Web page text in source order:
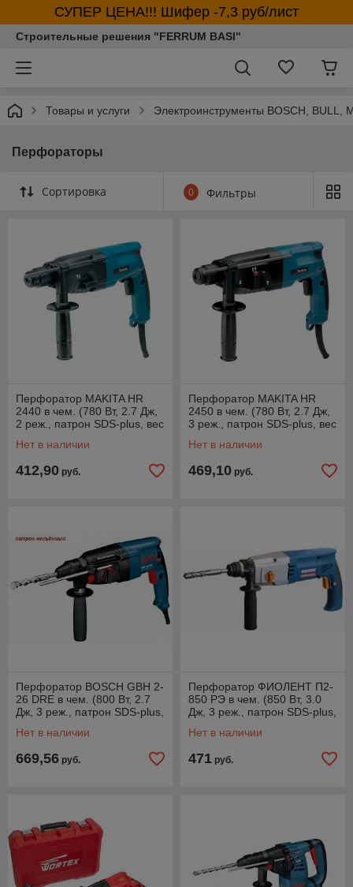
СУПЕР ЦЕНА!!! Шифер -7,3 руб/лист
Строительные решения "FERRUM BASI"
Товары и услуги Электроинструменты BOSCH,
Перфораторы
Сортировка 0 Фильтры
Перфоратор MAKITA HR
2440 в чем. (780 Вт, 2.7 Дж,
2 реж., патрон SDS-plus, вес
Нет в наличии
412,90 руб.
Перфоратор MAKITA HR
2450 в чем. (780 Вт, 2.7 Дж,
3 реж., патрон SDS-plus, вес
Нет в наличии
469,10 руб.
Перфоратор BOSCH GBH 2-
26 DRE в чем. (800 Вт, 2.7
Дж, 3 реж., патрон SDS-plus,
Нет в наличии
669,56 руб.
Перфоратор ФИОЛЕНТ П2-
850 РЭ в чем. (850 Вт, 3.0
Дж, 3 реж., патрон SDS-plus,
Нет в наличии
471 руб.